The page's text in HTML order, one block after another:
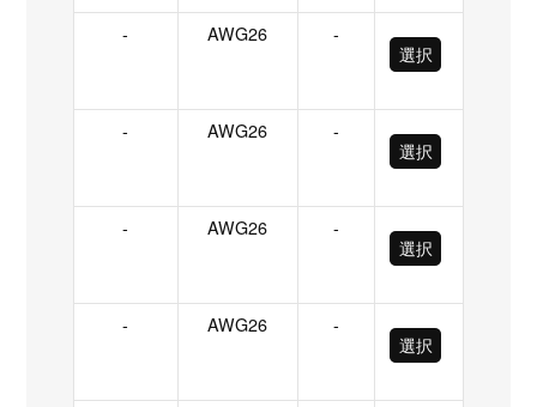
- AWG26
-
選択
- AWG26
-
選択
- AWG26
-
選択
- AWG26
-
選択